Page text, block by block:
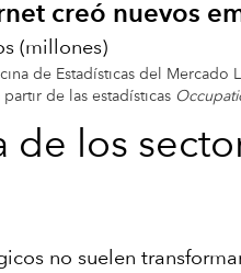
creó nuevos
(millones)
de Estadísticas del
de las estadísticas
de los
no suelen